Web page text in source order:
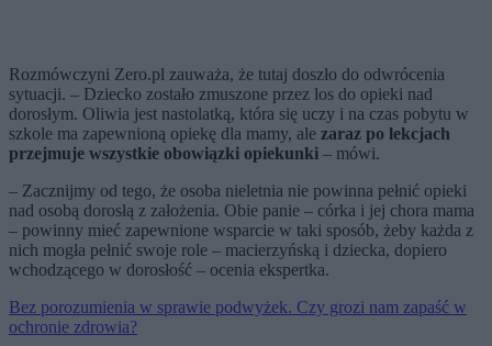
Rozmówczyni Zero.pl zauważa, że tutaj doszło do odwrócenia
sytuacji. – Dziecko zostało zmuszone przez los do opieki nad
dorosłym. Oliwia jest nastolatką, która się uczy i na czas pobytu w
szkole ma zapewnioną opiekę dla mamy, ale zaraz po lekcjach
przejmuje wszystkie obowiązki opiekunki – mówi.
– Zacznijmy od tego, że osoba nieletnia nie powinna pełnić opieki
nad osobą dorosłą z założenia. Obie panie – córka i jej chora mama
– powinny mieć zapewnione wsparcie w taki sposób, żeby każda z
nich mogła pełnić swoje role – macierzyńską i dziecka, dopiero
wchodzącego w dorosłość – ocenia ekspertka.
Bez porozumienia w sprawie podwyżek. Czy grozi nam zapaść w
ochronie zdrowia?